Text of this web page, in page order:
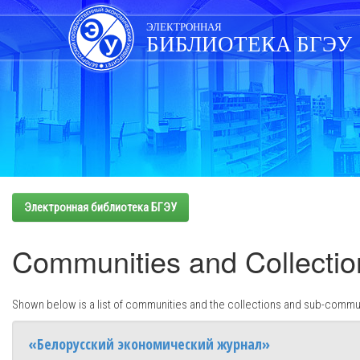
Skip
navigation
ЭЛЕКТРОННАЯ
БИБЛИОТЕКА БГЭУ
Электронная библиотека БГЭУ
Communities and
Shown below is a list of communities and the collections and sub-
«Белорусский экономический журнал»